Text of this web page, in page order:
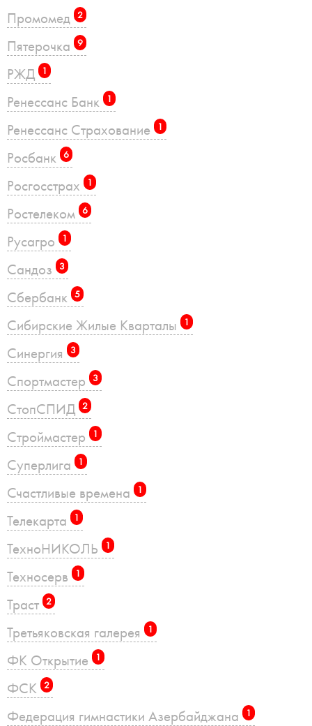
Промомед 2
Пятерочка 9
РЖД 1
Ренессанс Банк 1
Ренессанс Страхование 1
Росбанк 6
Росгосстрах 1
Ростелеком 6
Русагро 1
Сандоз 3
Сбербанк 5
Сибирские Жилые Кварталы 1
Синергия 3
Спортмастер 3
СтопСПИД 2
Строймастер 1
Суперлига 1
Счастливые времена 1
Телекарта 1
ТехноНИКОЛЬ 1
Техносерв 1
Траст 2
Третьяковская галерея 1
ФК Открытие 1
ФСК 2
Федерация гимнастики Азербайджана 1